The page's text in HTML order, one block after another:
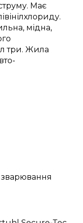
Має
мідна,
три. Жила